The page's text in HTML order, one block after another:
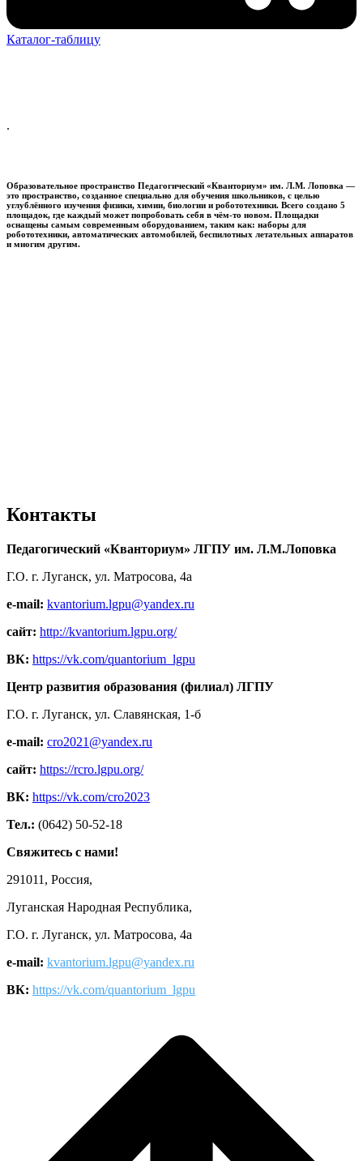
Каталог-таблицу
.
Образовательное пространство Педагогический «Кванториум» им. Л.М. Лоповка —
это пространство, созданное специально для обучения школьников, с целью
углублённого изучения физики, химии, биологии и робототехники. Всего создано 5
площадок, где каждый может попробовать себя в чём-то новом. Площадки
оснащены самым современным оборудованием, таким как: наборы для
робототехники, автоматических автомобилей, беспилотных летательных аппаратов
и многим другим.
Контакты
Педагогический «Кванториум» ЛГПУ им. Л.М.Лоповка
Г.О. г. Луганск, ул. Матросова, 4а
e-mail: kvantorium.lgpu@yandex.ru
сайт: http://kvantorium.lgpu.org/
ВК: https://vk.com/quantorium_lgpu
Центр развития образования (филиал) ЛГПУ
Г.О. г. Луганск, ул. Славянская, 1-б
e-mail: cro2021@yandex.ru
сайт: https://rcro.lgpu.org/
ВК: https://vk.com/cro2023
Тел.: (0642) 50-52-18
Свяжитесь с нами!
291011, Россия,
Луганская Народная Республика,
Г.О. г. Луганск, ул. Матросова, 4а
e-mail: kvantorium.lgpu@yandex.ru
ВК: https://vk.com/quantorium_lgpu